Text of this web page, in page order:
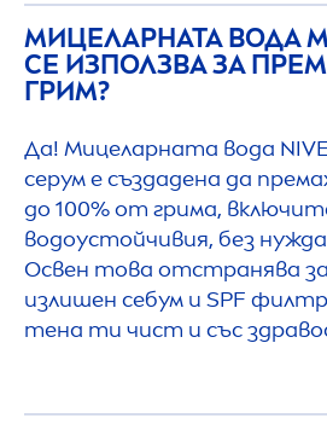
МИЦЕЛАРНАТА ВОДА
СЕ ИЗПОЛЗВА ЗА
ГРИМ?
Да! Мицеларната вода
серум е създадена да
до 100% от грима,
водоустойчивия, без
Освен това отстранява
излишен себум и SPF
тена ти чист и със